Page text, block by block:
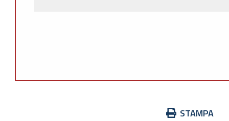
STAMPA